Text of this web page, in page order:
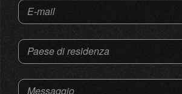
E-mail
Paese di residenza
Messaggio